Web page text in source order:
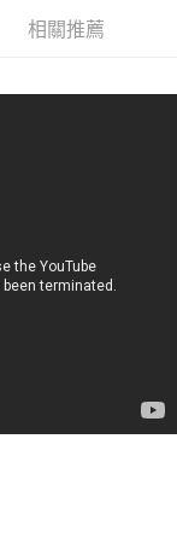
相關推薦